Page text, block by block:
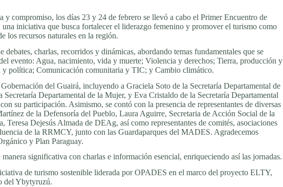
y compromiso, los días 23 y 24 de febrero se llevó a cabo el Primer Encuentro de
iniciativa que busca fortalecer el liderazgo femenino y promover el turismo como
los recursos naturales en la región.
debates, charlas, recorridos y dinámicas, abordando temas fundamentales que se
evento: Agua, nacimiento, vida y muerte; Violencia y derechos; Tierra, producción y
y política; Comunicación comunitaria y TIC; y Cambio climático.
Gobernación del Guairá, incluyendo a Graciela Soto de la Secretaría Departamental de
Departamental de la Mujer, y Eva Cristaldo de la Secretaría Departamental
su participación. Asimismo, se contó con la presencia de representantes de diversas
de la Defensoría del Pueblo, Laura Aguirre, Secretaria de Acción Social de la
Teresa Dejesús Almada de DEAg, así como representantes de comités, asociaciones
de la RRMCY, junto con las Guardaparques del MADES. Agradecemos
y Plan Paraguay.
significativa con charlas e información esencial, enriqueciendo así las jornadas.
de turismo sostenible liderada por OPADES en el marco del proyecto ELTY,
del Ybytyruzú.